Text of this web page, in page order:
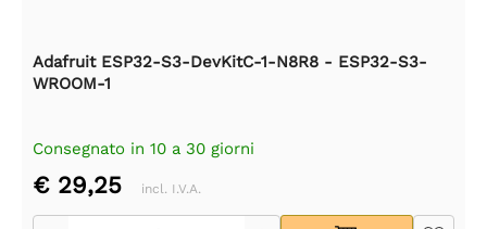
Adafruit ESP32-S3-DevKitC-1-N8R8 - ESP32-S3-
WROOM-1
Consegnato in 10 a 30 giorni
€ 29,25 incl. I.V.A.